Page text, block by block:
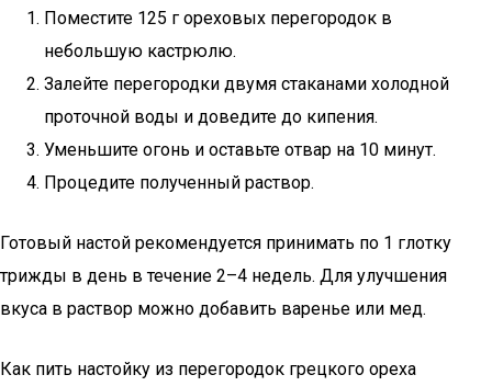
Поместите 125 г ореховых перегородок в
небольшую кастрюлю.
Залейте перегородки двумя стаканами холодной
проточной воды и доведите до кипения.
Уменьшите огонь и оставьте отвар на 10 минут.
Процедите полученный раствор.
Готовый настой рекомендуется принимать по 1 глотку
трижды в день в течение 2–4 недель. Для улучшения
вкуса в раствор можно добавить варенье или мед.
Как пить настойку из перегородок грецкого ореха